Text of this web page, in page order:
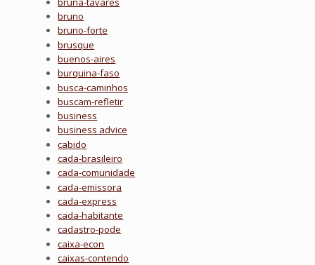
bruno
bruno-forte
brusque
buenos-aires
burquina-faso
busca-caminhos
buscam-refletir
business
business advice
cabido
cada-brasileiro
cada-comunidade
cada-emissora
cada-express
cada-habitante
cadastro-pode
caixa-econ
caixas-contendo